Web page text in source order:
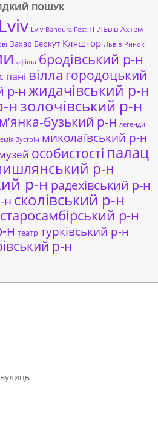
ПОШУК
Lviv Bandura Fest ІТ ЛЬвів Ахтем
Захар Беркут Кляштор Львів Ринок
афіша бродівський р-н
пані вілла городоцький
р-н жидачівський р-н
нзолочівський р-н
бузький р-н легенди
Зустріч миколаївський р-н
особистості палац
р-н
р-н радехівський р-н
н сколівський р-н
старосамбірський р-н
н театр турківський р-н
р-н